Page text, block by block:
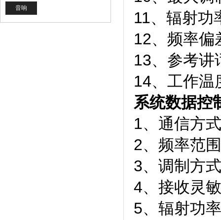
音响
11、辐射功
12、频率偏
13、参考讲
14、工作
系统数据控
1、通信方
2、频率范
3、调制方
4、接收灵
5、辐射功